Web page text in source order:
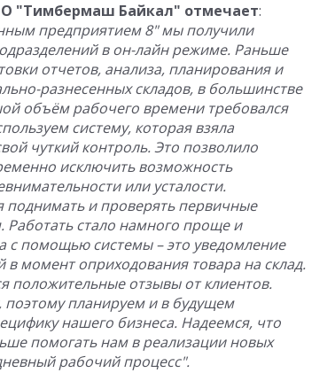
"Тимбермаш Байкал" отмечает:
предприятием 8" мы получили
в он-лайн режиме. Раньше
отчетов, анализа, планирования и
разнесенных складов, в большинстве
объём рабочего времени требовался
систему, которая взяла
чуткий контроль. Это позволило
исключить возможность
или усталости.
поднимать и проверять первичные
стало намного проще и
с помощью системы – это уведомление
в момент оприходования товара на склад.
положительные отзывы от клиентов.
поэтому планируем и в будущем
нашего бизнеса. Надеемся, что
помогать нам в реализации новых
рабочий процесс".